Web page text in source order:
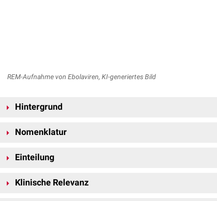
REM-Aufnahme von Ebolaviren, KI-generiertes Bild
Hintergrund
hämorrhagische Fiebererkrankungen
gelten Fledertiere (Chiroptera), ohne dass diese selbst erkranken.
Nomenklatur
Taxonomy of Viruses
Ebolavirus(EBOV) zu vermeiden.
Einteilung
anerkannt:
Klinische Relevanz